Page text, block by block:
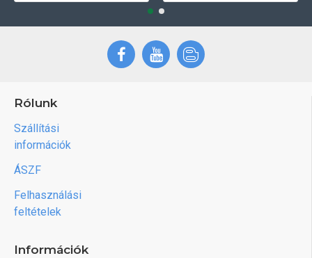
Rólunk
Szállítási
információk
ÁSZF
Felhasználási
feltételek
Információk